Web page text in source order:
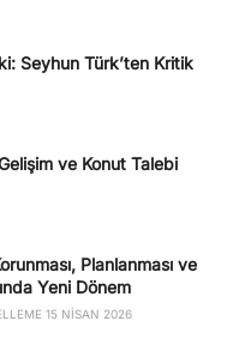
Seyhun Türk’ten Kritik
ve Konut Talebi
Planlanması ve
Yeni Dönem
15 NISAN 2026